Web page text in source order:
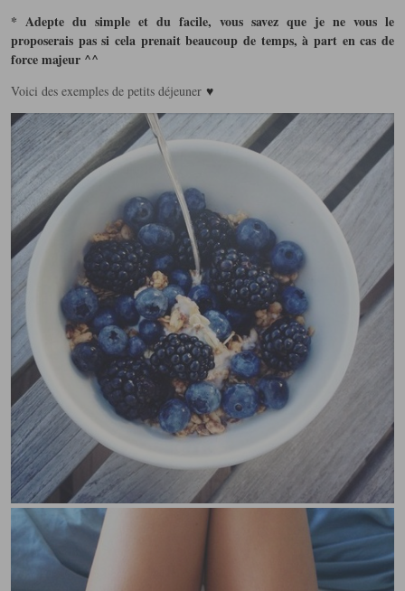
* Adepte du simple et du facile,vous savez que je ne vous le
proposerais pas si cela prenait beaucoup de temps, à part en cas de
force majeur ^^
Voici des exemples de petits déjeuner ♥